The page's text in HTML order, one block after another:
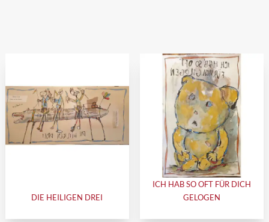
DIE HEILIGEN DREI
ICH HAB SO OFT FÜR DICH
GELOGEN